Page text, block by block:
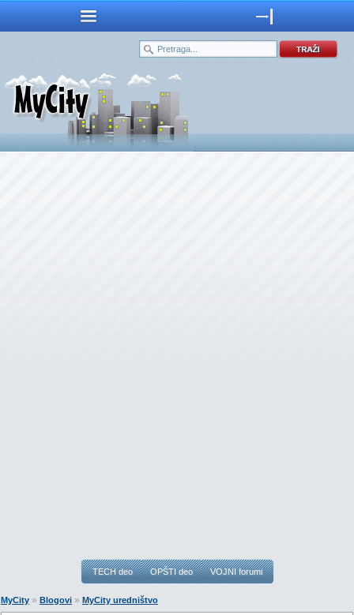
TECH deo OPŠTI deo VOJNI forumi
MyCity » Blogovi » MyCity uredništvo